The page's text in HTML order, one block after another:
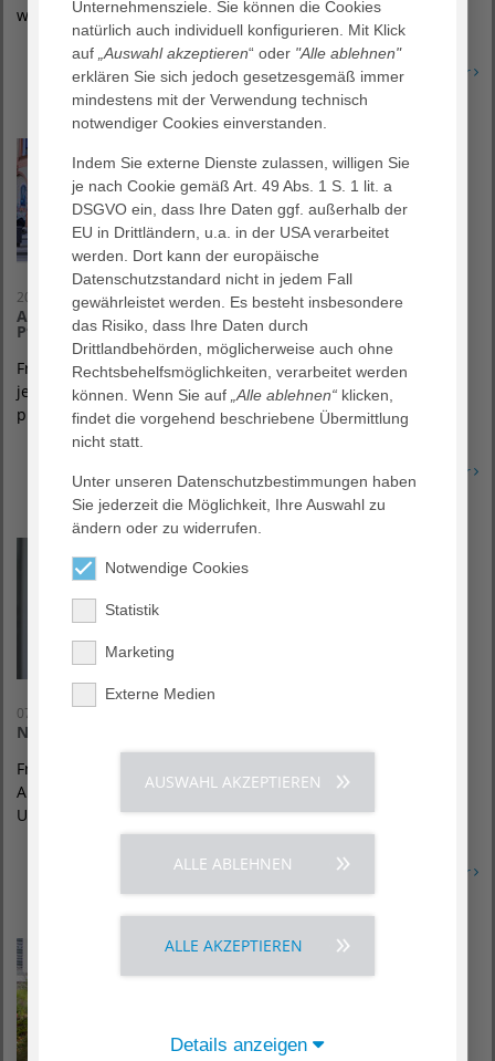
wurden aktuell durch die AOK…
Erfahren Sie mehr
20. Juli 2020
Agaplesion Frankfurter Diakonie Kliniken starten neue
Pflegekampagne
Frankfurt am Main, den 20. Juli 2020 – „Du bist wichtig. Zu
jeder Zeit“ und „Du machst uns komplett“ – mit diesen
prägnanten Slogans und…
Erfahren Sie mehr
07. Juli 2020
Neuer Leiter der Sektion Unfallchirurgie
Frankfurt am Main, den 7. Juli 2020 – Dr. med. Simon
Albrecht-Schoeck (43) leitet seit dem 1. Juli die Sektion
Unfallchirurgie der Klinik für…
Erfahren Sie mehr
Unternehmensziele. Sie können die Cookies
natürlich auch individuell konfigurieren. Mit Klick
auf „Auswahl akzeptieren“ oder "Alle ablehnen"
erklären Sie sich jedoch gesetzesgemäß immer
mindestens mit der Verwendung technisch
notwendiger Cookies einverstanden.
Indem Sie externe Dienste zulassen, willigen Sie
je nach Cookie gemäß Art. 49 Abs. 1 S. 1 lit. a
DSGVO ein, dass Ihre Daten ggf. außerhalb der
EU in Drittländern, u.a. in der USA verarbeitet
werden. Dort kann der europäische
Datenschutzstandard nicht in jedem Fall
gewährleistet werden. Es besteht insbesondere
das Risiko, dass Ihre Daten durch
Drittlandbehörden, möglicherweise auch ohne
Rechtsbehelfsmöglichkeiten, verarbeitet werden
können. Wenn Sie auf „Alle ablehnen“ klicken,
findet die vorgehend beschriebene Übermittlung
nicht statt.
Unter unseren Datenschutzbestimmungen haben
Sie jederzeit die Möglichkeit, Ihre Auswahl zu
ändern oder zu widerrufen.
Notwendige Cookies
Statistik
Marketing
Externe Medien
AUSWAHL AKZEPTIEREN
ALLE ABLEHNEN
ALLE AKZEPTIEREN
Details anzeigen